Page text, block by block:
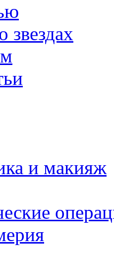
звездах
и макияж